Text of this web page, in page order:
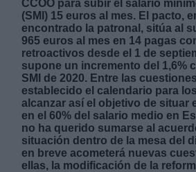
CCOO para subir el salario
(SMI) 15 euros al mes. El pacto,
encontrado la patronal, sitúa al
965 euros al mes en 14 pagas
retroactivos desde el 1 de
supone un incremento del 1,6%
SMI de 2020. Entre las
establecido el calendario para
alcanzar así el objetivo de situar
en el 60% del salario medio en
no ha querido sumarse al
situación dentro de la mesa del
en breve acometerá nuevas
ellas, la modificación de la
Derechos:
link
Información adicional
link